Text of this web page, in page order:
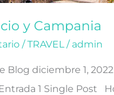
y Campania
/TRAVEL / admin
Blog diciembre 1, 2022
1 Single Post